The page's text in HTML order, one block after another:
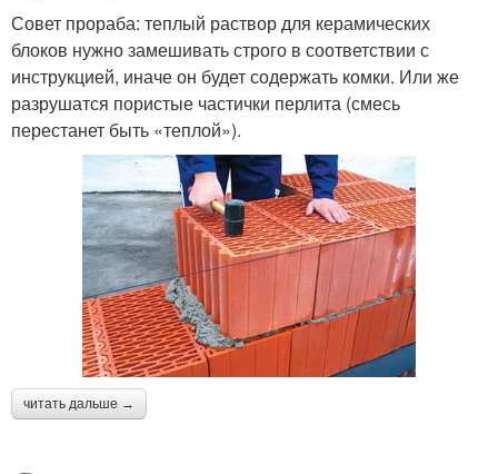
Совет прораба: теплый раствор для керамических
блоков нужно замешивать строго в соответствии с
инструкцией, иначе он будет содержать комки. Или же
разрушатся пористые частички перлита (смесь
перестанет быть «теплой»).
читать дальше →